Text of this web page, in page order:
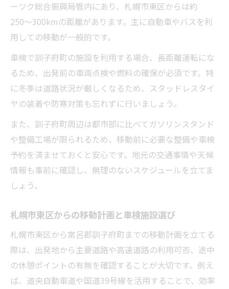
ーツク総合振興局管内にあり、札幌市東区からは約
250〜300kmの距離があります。主に自動車やバスを利
用しての移動が一般的です。
車検で訓子府町の施設を利用する場合、長距離運転にな
るため、出発前の車両点検や燃料の確保が必須です。特
に冬季は道路状況が厳しくなるため、スタッドレスタイ
ヤの装着や防寒対策も忘れずに行いましょう。
また、訓子府町周辺は都市部に比べてガソリンスタンド
や整備工場が限られるため、移動前に必要な整備や車検
予約を済ませておくと安心です。地元の交通事情や天候
情報も事前に確認し、無理のないスケジュールを立てま
しょう。
札幌市東区からの移動計画と車検施設選び
札幌市東区から常呂郡訓子府町までの移動計画を立てる
際は、出発地から主要道路や高速道路の利用可否、途中
の休憩ポイントの有無を確認することが大切です。例え
ば、道央自動車道や国道39号線を活用することで、効率